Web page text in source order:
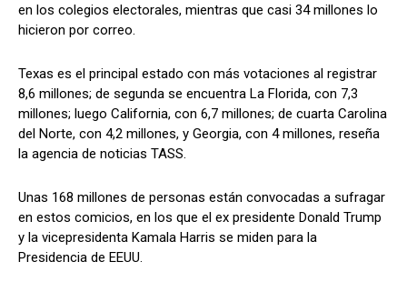
en los colegios electorales, mientras que casi 34 millones lo
hicieron por correo.
Texas es el principal estado con más votaciones al registrar
8,6 millones; de segunda se encuentra La Florida, con 7,3
millones; luego California, con 6,7 millones; de cuarta Carolina
del Norte, con 4,2 millones, y Georgia, con 4 millones, reseña
la agencia de noticias TASS.
Unas 168 millones de personas están convocadas a sufragar
en estos comicios, en los que el ex presidente Donald Trump
y la vicepresidenta Kamala Harris se miden para la
Presidencia de EEUU.